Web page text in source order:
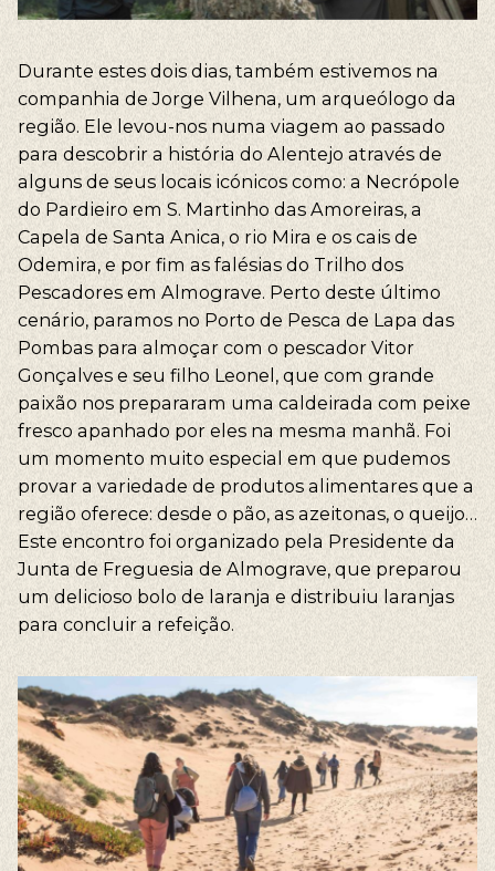
Durante estes dois dias, também estivemos na
companhia de Jorge Vilhena, um arqueólogo da
região. Ele levou-nos numa viagem ao passado
para descobrir a história do Alentejo através de
alguns de seus locais icónicos como: a Necrópole
do Pardieiro em S. Martinho das Amoreiras, a
Capela de Santa Anica, o rio Mira e os cais de
Odemira, e por fim as falésias do Trilho dos
Pescadores em Almograve. Perto deste último
cenário, paramos no Porto de Pesca de Lapa das
Pombas para almoçar com o pescador Vitor
Gonçalves e seu filho Leonel, que com grande
paixão nos prepararam uma caldeirada com peixe
fresco apanhado por eles na mesma manhã. Foi
um momento muito especial em que pudemos
provar a variedade de produtos alimentares que a
região oferece: desde o pão, as azeitonas, o queijo…
Este encontro foi organizado pela Presidente da
Junta de Freguesia de Almograve, que preparou
um delicioso bolo de laranja e distribuiu laranjas
para concluir a refeição.
Trilhos Pedestres, Trilho dos Pescadores, Caminho
Histórico, Percursos Circulares, Percursos de
Bicicleta, BTT, Cicloturismo, Gravel, Voluntariado,
Life Volunteer Escapes, Voluntariado de longa
duração, Voluntariado de curta duração